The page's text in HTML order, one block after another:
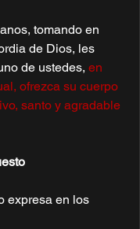
tomando en
de Dios, les
de ustedes, en
ofrezca su cuerpo
santo y agradable
expresa en los